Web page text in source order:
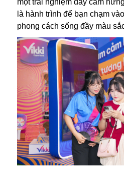
một trải nghiệm đầy cảm
là hành trình để bạn chạm
phong cách sống đầy màu